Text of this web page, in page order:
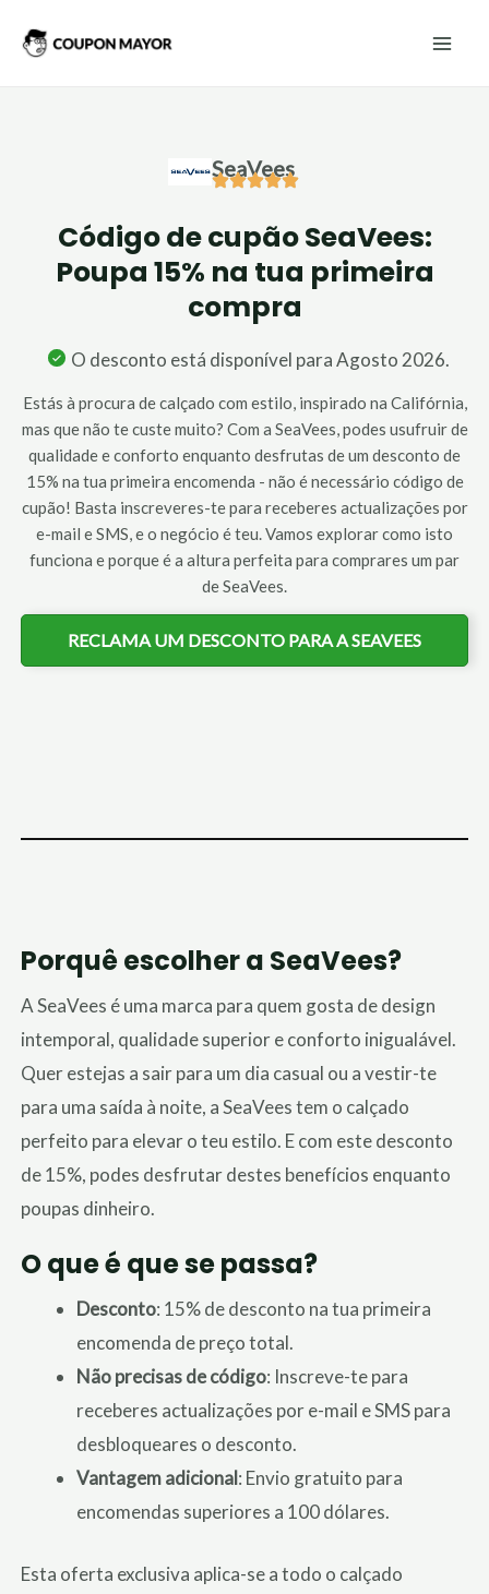
SeaVees
Código de cupão SeaVees:
Poupa 15% na tua primeira
compra
O desconto está disponível para Agosto 2026.
Estás à procura de calçado com estilo, inspirado na Califórnia,
mas que não te custe muito? Com a SeaVees, podes usufruir de
qualidade e conforto enquanto desfrutas de um desconto de
15% na tua primeira encomenda - não é necessário código de
cupão! Basta inscreveres-te para receberes actualizações por
e-mail e SMS, e o negócio é teu. Vamos explorar como isto
funciona e porque é a altura perfeita para comprares um par
de SeaVees.
RECLAMA UM DESCONTO PARA A SEAVEES
Porquê escolher a SeaVees?
A SeaVees é uma marca para quem gosta de design
intemporal, qualidade superior e conforto inigualável.
Quer estejas a sair para um dia casual ou a vestir-te
para uma saída à noite, a SeaVees tem o calçado
perfeito para elevar o teu estilo. E com este desconto
de 15%, podes desfrutar destes benefícios enquanto
poupas dinheiro.
O que é que se passa?
Desconto: 15% de desconto na tua primeira
encomenda de preço total.
Não precisas de código: Inscreve-te para
receberes actualizações por e-mail e SMS para
desbloqueares o desconto.
Vantagem adicional: Envio gratuito para
encomendas superiores a 100 dólares.
Esta oferta exclusiva aplica-se a todo o calçado